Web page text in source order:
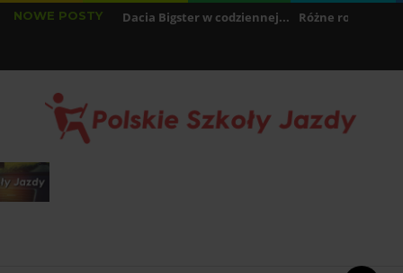
NOWE POSTY
pali najnowsza Dacia Bigster w codziennej... Różne rodzaje